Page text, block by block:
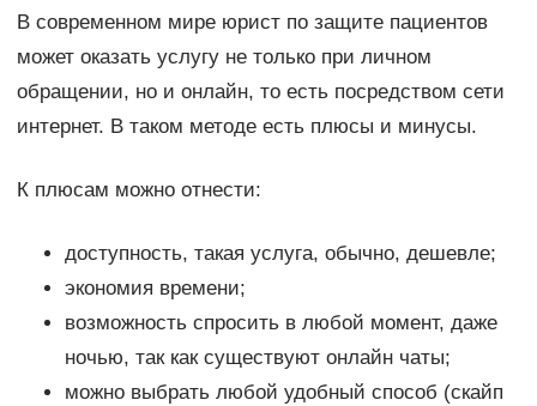
В современном мире юрист по защите пациентов
может оказать услугу не только при личном
обращении, но и онлайн, то есть посредством сети
интернет. В таком методе есть плюсы и минусы.
К плюсам можно отнести:
доступность, такая услуга, обычно, дешевле;
экономия времени;
возможность спросить в любой момент, даже
ночью, так как существуют онлайн чаты;
можно выбрать любой удобный способ (скайп